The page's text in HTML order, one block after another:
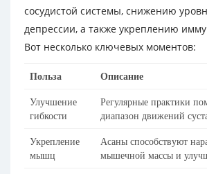
сосудистой системы, снижению
депрессии, а также укреплению
Вот несколько ключевых моментов:
Польза Описание
Улучшение
гибкости
Регулярные практики
диапазон движений
Укрепление
мышц
Асаны способствуют
мышечной массы и